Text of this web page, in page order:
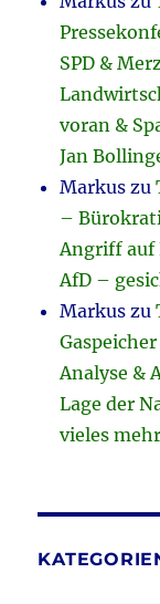
SPD &
voran &
Jan
Markus zu
–
Angriff auf
AfD –
Markus zu
Analyse &
Lage der
vieles mehr